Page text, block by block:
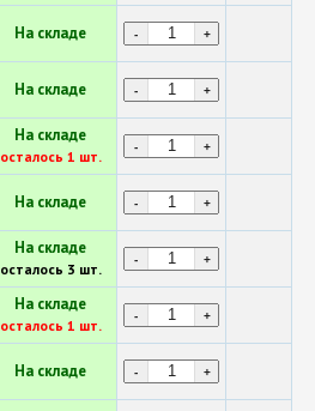
На складе - +
На складе - +
На складе
осталось 1 шт.
- +
На складе - +
На складе
осталось 3 шт.
- +
На складе
осталось 1 шт.
- +
На складе - +